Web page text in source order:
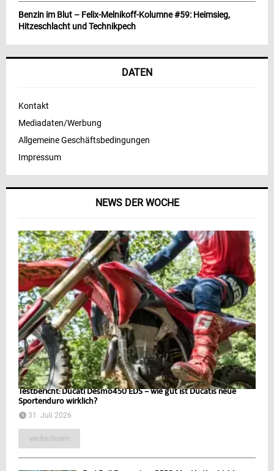
NEWS DER WOCHE
Testbericht: Ducati Desmo450 EDS – wie gut ist Ducatis neue
Sportenduro wirklich?
31. Juli 2026
weiterlesen
Benzin im Blut – Felix-Melnikoff-Kolumne #59: Heimsieg,
Hitzeschlacht und Technikpech
DATEN
Kontakt
Mediadaten/Werbung
Allgemeine Geschäftsbedingungen
Impressum